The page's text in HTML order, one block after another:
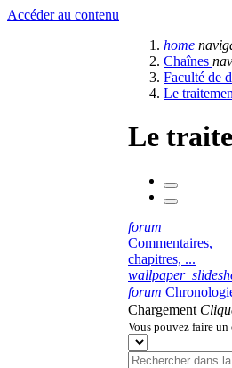
Accéder au contenu
home
Chaînes
Faculté de
Le
Le
forum
Commentaires,
chapitres, ...
forum
Chargement
Vous pouvez faire